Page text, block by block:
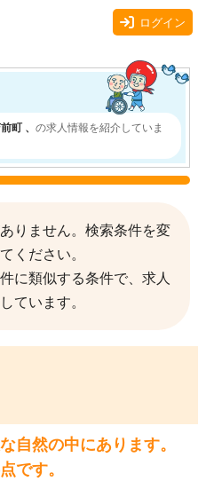
ログイン
町 、 の求人情報を紹介していま
りません。検索条件を変
ください。
に類似する条件で、求人
ています。
自然の中にあります。
です。